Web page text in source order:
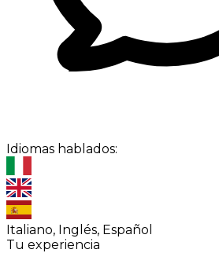
Idiomas hablados:
Italiano, Inglés, Español
Tu experiencia